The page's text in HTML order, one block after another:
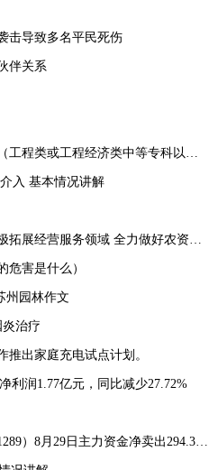
击导致多名平民死伤
伴关系
类或工程经济类中等专科以上学历）
入 基本情况讲解
展经营服务领域 全力做好农资供应
危害是什么）
州园林作文
治疗
推出家庭充电试点计划。
利润1.77亿元，同比减少27.72%
）8月29日主力资金净卖出294.37万元